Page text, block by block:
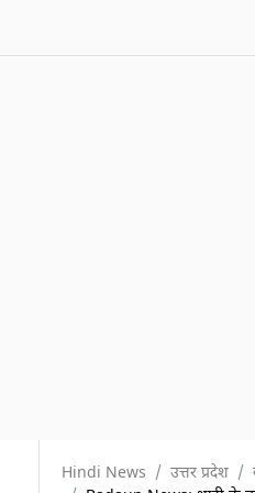
Hindi News उत्तर प्रदेश